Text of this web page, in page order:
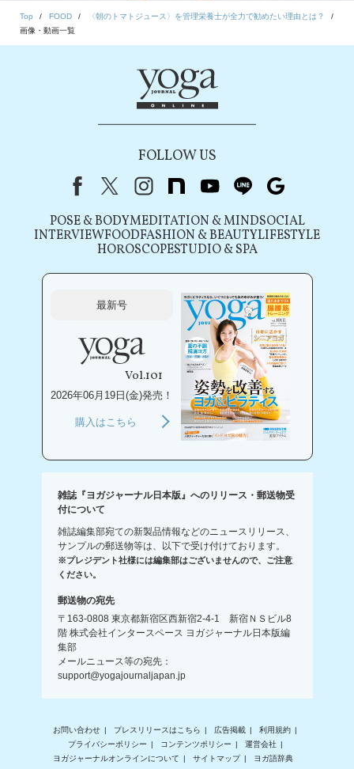
Top FOOD
〈朝のトマトジュース〉を管理栄養士が全力で勧めたい理由とは？
画像・動画一覧
FOLLOW US
FacebookX（旧Twitter）
instagram
note youtubeline
POSE & BODYMEDITATION & MINDSOCIAL
INTERVIEWFOODFASHION & BEAUTYLIFESTYLE
HOROSCOPESTUDIO & SPA
最新号
Vol.101
2026年06月19日(金)発売！
購入はこちら
雑誌『ヨガジャーナル日本版』へのリリース・郵送物受
付について
雑誌編集部宛ての新製品情報などのニュースリリース、
サンプルの郵送物等は、以下で受け付けております。
※プレジデント社様には編集部はございませんので、ご注意
ください。
郵送物の宛先
〒163-0808 東京都新宿区西新宿2-4-1 新宿ＮＳビル8
階 株式会社インタースペース ヨガジャーナル日本版編
集部
メールニュース等の宛先：
support@yogajournaljapan.jp
お問い合わせ プレスリリースはこちら 広告掲載
利用規約
プライバシーポリシー
コンテンツポリシー
運営会社
ヨガジャーナルオンラインについて
サイトマップ ヨガ語辞典